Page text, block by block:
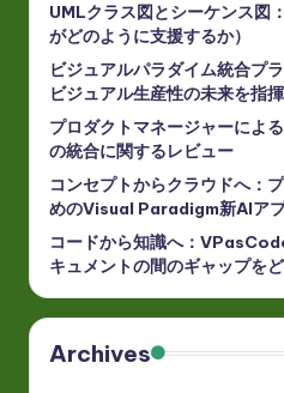
UMLクラス図とシーケンス図
がどのように支援するか）
ビジュアルパラダイム統合プ
ビジュアル生産性の未来を指
プロダクトマネージャーに
の統合に関するレビュー
コンセプトからクラウドへ：
めのVisual Paradigm新AIア
コードから知識へ：
キュメントの間のギャップを
Archives